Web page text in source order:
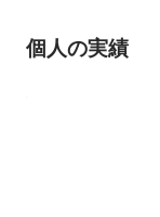
個人の実績